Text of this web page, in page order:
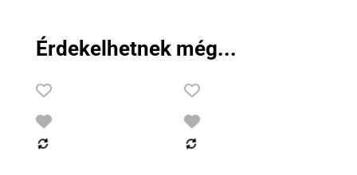
Érdekelhetnek még...